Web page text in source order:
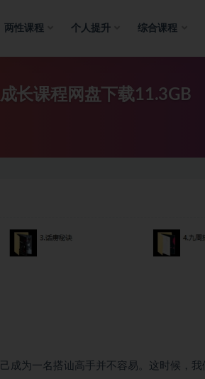
两性课程 个人提升 综合课程
长课程网盘下载11.3GB
成为一名搭讪高手并不容易。这时候，我